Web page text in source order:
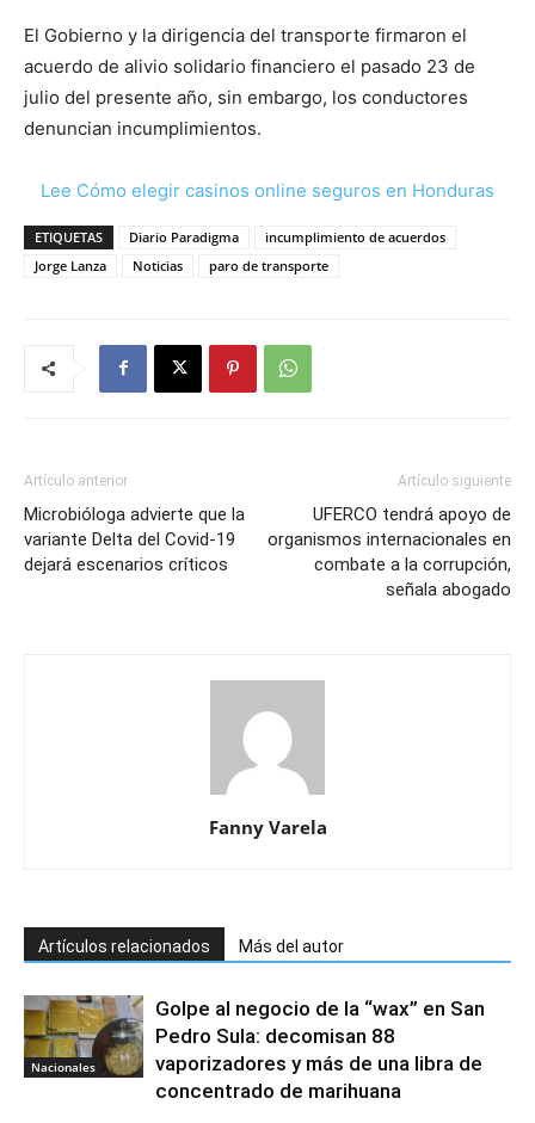
El Gobierno y la dirigencia del transporte firmaron el
acuerdo de alivio solidario financiero el pasado 23 de
julio del presente año, sin embargo, los conductores
denuncian incumplimientos.
Lee Cómo elegir casinos online seguros en Honduras
ETIQUETAS Diario Paradigma
incumplimiento de acuerdos
Jorge Lanza
Noticias paro de transporte
Artículo anterior
Microbióloga advierte que la
variante Delta del Covid-19
dejará escenarios críticos
Artículo siguiente
UFERCO tendrá apoyo de
organismos internacionales en
combate a la corrupción,
señala abogado
Fanny Varela
Artículos relacionados Más del autor
Nacionales
Golpe al negocio de la “wax” en San
Pedro Sula: decomisan 88
vaporizadores y más de una libra de
concentrado de marihuana